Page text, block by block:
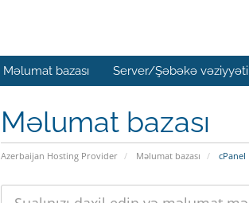
Məlumat bazası Server/Şəbəkə vəziyyəti
Məlumat bazası
Azerbaijan Hosting Provider Məlumat bazası cPanel